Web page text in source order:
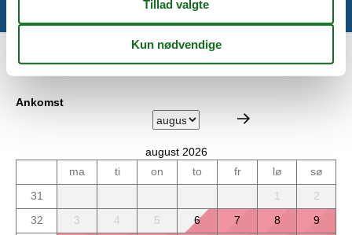
Ankomst
august 2026
ma
ti on to fr lø
sø
31
1
2
32
3 4 5 6 7 8
9